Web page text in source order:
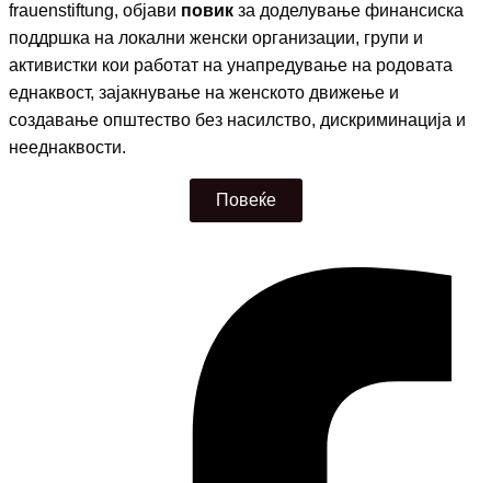
frauenstiftung, објави повик за доделување финансиска
поддршка на локални женски организации, групи и
активистки кои работат на унапредување на родовата
еднаквост, зајакнување на женското движење и
создавање општество без насилство, дискриминација и
нееднаквости.
Повеќе